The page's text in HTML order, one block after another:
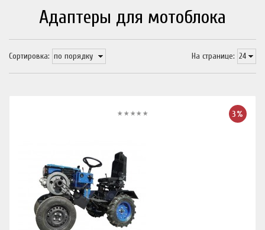
Адаптеры для мотоблока
На странице:
Сортировка:
3%